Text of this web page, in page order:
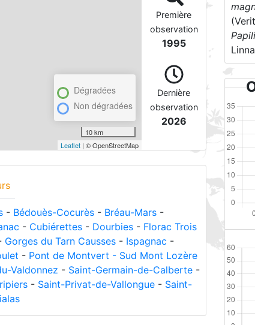
Dégradées
Non dégradées
10 km
Leaflet| © OpenStreetMap
Première
observation
1995
Dernière
observation
2026
- Bédouès-Cocurès - Bréau-Mars -
- Cubiérettes - Dourbies - Florac Trois
Gorges du Tarn Causses - Ispagnac -
- Pont de Montvert - Sud Mont Lozère
Valdonnez - Saint-Germain-de-Calberte -
- Saint-Privat-de-Vallongue - Saint-